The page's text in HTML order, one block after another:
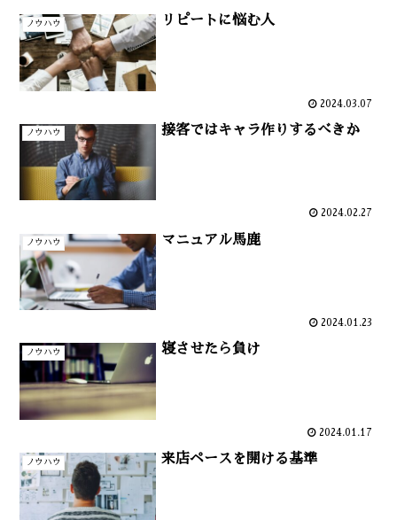
ノウハウ リピートに悩む人
2024.03.07
ノウハウ 接客ではキャラ作りするべきか
2024.02.27
ノウハウ マニュアル馬鹿
2024.01.23
ノウハウ 寝させたら負け
2024.01.17
ノウハウ 来店ペースを開ける基準